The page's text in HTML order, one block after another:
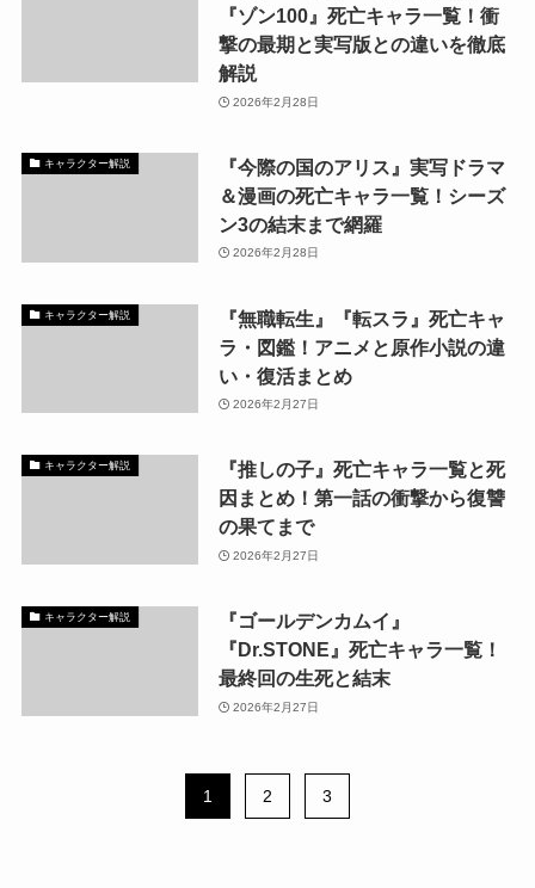
『ゾン100』死亡キャラ一覧！衝
撃の最期と実写版との違いを徹底
解説
2026年2月28日
キャラクター解説
『今際の国のアリス』実写ドラマ
＆漫画の死亡キャラ一覧！シーズ
ン3の結末まで網羅
2026年2月28日
キャラクター解説
『無職転生』『転スラ』死亡キャ
ラ・図鑑！アニメと原作小説の違
い・復活まとめ
2026年2月27日
キャラクター解説
『推しの子』死亡キャラ一覧と死
因まとめ！第一話の衝撃から復讐
の果てまで
2026年2月27日
キャラクター解説
『ゴールデンカムイ』
『Dr.STONE』死亡キャラ一覧！
最終回の生死と結末
2026年2月27日
1 2 3